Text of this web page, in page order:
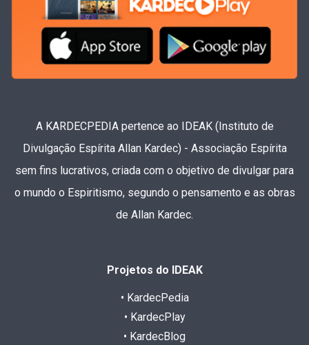
A KARDECPEDIA pertence ao IDEAK (Instituto de
Divulgação Espírita Allan Kardec) - Associação Espírita
sem fins lucrativos, criada com o objetivo de divulgar para
o mundo o Espiritismo, segundo o pensamento e as obras
de Allan Kardec.
Projetos do IDEAK
• KardecPedia
• KardecPlay
• KardecBlog